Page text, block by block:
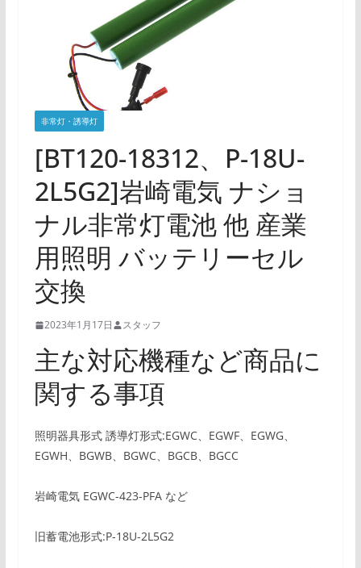
非常灯・誘導灯
[BT120-18312、P-18U-
2L5G2]岩崎電気 ナショ
ナル非常灯電池 他 産業
用照明 バッテリーセル
交換
2023年1月17日 スタッフ
主な対応機種など商品に
関する事項
照明器具形式 誘導灯形式:EGWC、EGWF、EGWG、
EGWH、BGWB、BGWC、BGCB、BGCC
岩崎電気 EGWC-423-PFA など
旧蓄電池形式:P-18U-2L5G2